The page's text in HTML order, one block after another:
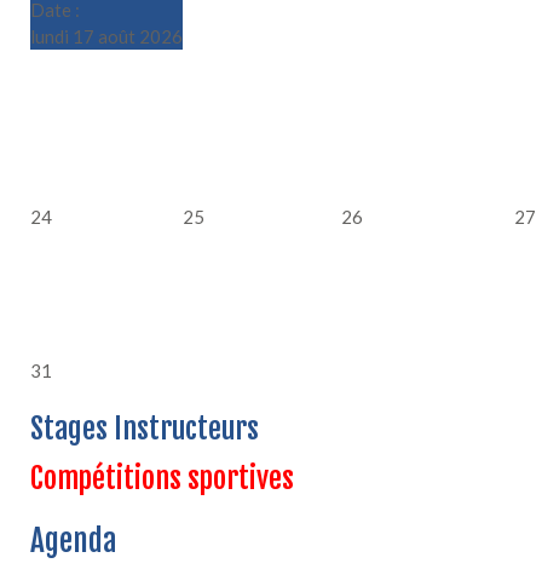
Date :
lundi 17 août 2026
24 25 26 27
31
Stages Instructeurs
Compétitions sportives
Agenda